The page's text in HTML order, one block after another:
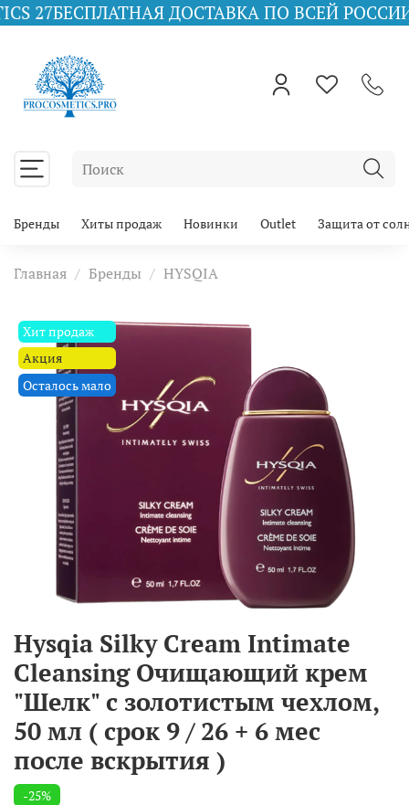
ДОСТАВКА ПО ВСЕЙ РОССИИ ПРИ
Бренды Хиты продаж Новинки Outlet Защита от
Главная Бренды HYSQIA
Хит продаж
Акция
Осталось мало
Hysqia Silky Cream Intimate
Cleansing Очищающий крем
"Шелк" с золотистым чехлом,
50 мл ( срок 9 / 26 + 6 мес
после вскрытия )
-25%